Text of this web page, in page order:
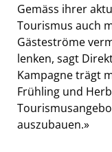
Gemäss ihrer
Tourismus auch
Gästeströme
lenken, sagt
Kampagne trägt
Frühling und
auszubauen.»